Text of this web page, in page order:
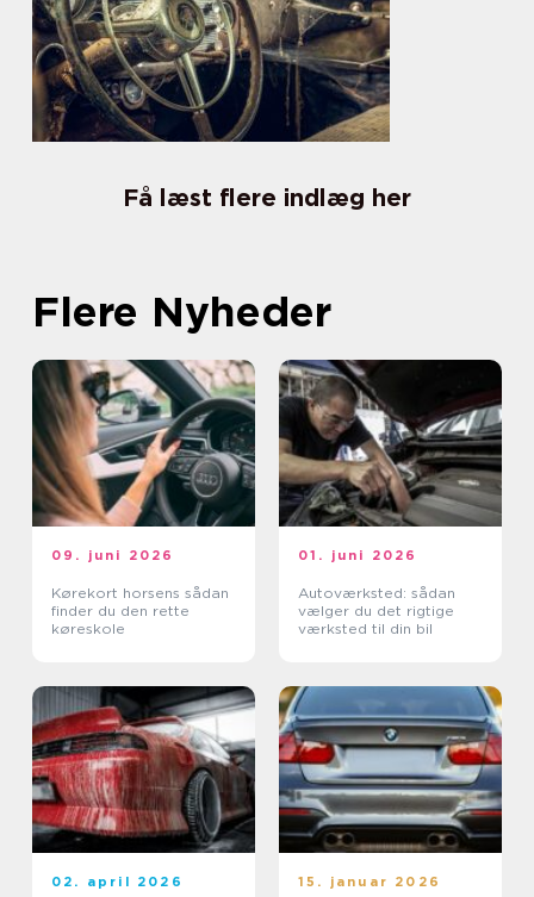
Få læst flere indlæg her
Flere Nyheder
09. juni 2026
Kørekort horsens sådan
finder du den rette
køreskole
01. juni 2026
Autoværksted: sådan
vælger du det rigtige
værksted til din bil
02. april 2026 15. januar 2026